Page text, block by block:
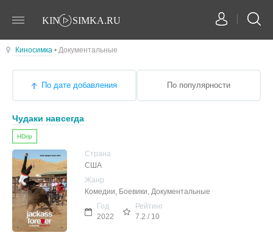
Киносимка • Документальные
По дате добавления По популярности
Чудаки навсегда
HDrip
Страна
США
Жанр
Комедии, Боевики, Документальные
Год
2022
Рейтинг
7.2 / 10